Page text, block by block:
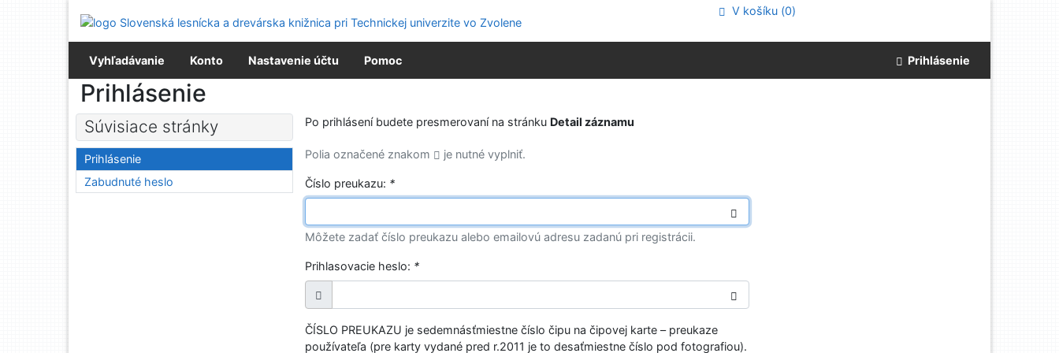
Prejsť na menu
Prehlásenie o webovej prístupnosti
V košíku (0)
Vyhľadávanie Konto Nastavenie účtu Pomoc Prihlásenie
Prihlásenie
Po prihlásení budete presmerovaní na stránku Detail záznamu
Polia označené znakom je nutné vyplniť.
Číslo preukazu: *
Môžete zadať číslo preukazu alebo emailovú adresu zadanú pri registrácii.
Prihlasovacie heslo: *
ČÍSLO PREUKAZU je sedemnásťmiestne číslo čipu na čipovej karte – preukaze
používateľa (pre karty vydané pred r.2011 je to desaťmiestne číslo pod fotografiou).
Súvisiace stránky
Prihlásenie
Zabudnuté heslo